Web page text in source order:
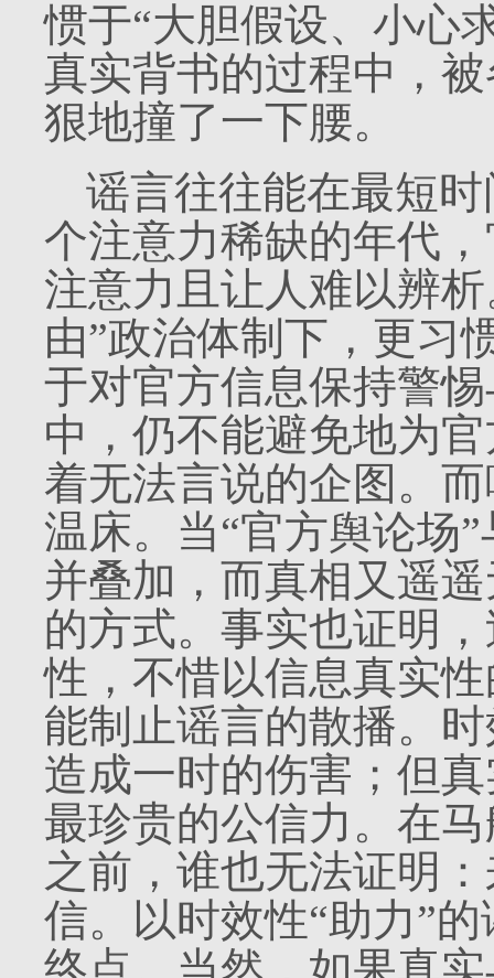
惯于“大胆假设、小心
真实背书的过程中，
狠地撞了一下腰。
谣言往往能在最短
个注意力稀缺的年代
注意力且让人难以辨
由”政治体制下，更习
于对官方信息保持警
中，仍不能避免地为
着无法言说的企图。
温床。当“官方舆论场
并叠加，而真相又遥
的方式。事实也证明
性，不惜以信息真实
能制止谣言的散播。
造成一时的伤害；但
最珍贵的公信力。在
之前，谁也无法证明
信。以时效性“助力”